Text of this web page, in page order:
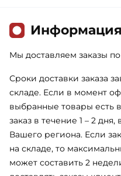
Информация
Мы доставляем заказы
Сроки доставки заказа
складе. Если в момент
выбранные товары есть
заказ в течение 1 – 2
Вашего региона. Если
на складе, то
может составить 2